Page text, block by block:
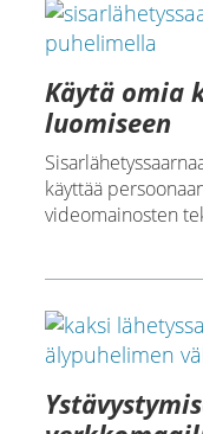
Käytä omia
luomiseen
käyttää
videomainosten